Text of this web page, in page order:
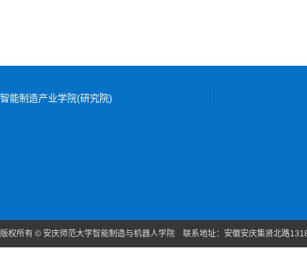
智能制造产业学院(研究院)
版权所有 © 安庆师范大学智能制造与机器人学院 联系地址：安徽安庆集贤北路